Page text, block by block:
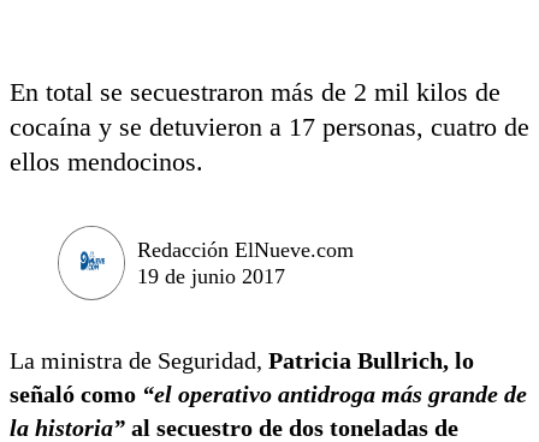
En total se secuestraron más de 2 mil kilos de
cocaína y se detuvieron a 17 personas, cuatro de
ellos mendocinos.
Redacción ElNueve.com
19 de junio 2017
La ministra de Seguridad, Patricia Bullrich, lo
señaló como “el operativo antidroga más grande de
la historia” al secuestro de dos toneladas de